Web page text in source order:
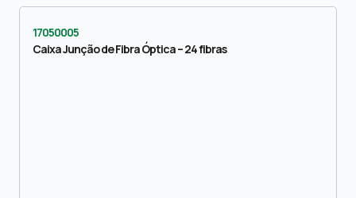
17050005
Caixa Junção de Fibra Óptica – 24 fibras